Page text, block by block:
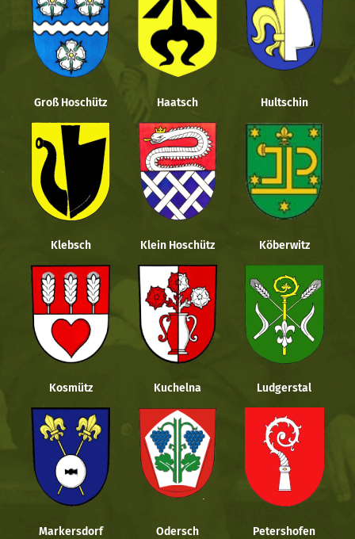
Groß Hoschütz Haatsch Hultschin
Klebsch Klein Hoschütz Köberwitz
Kosmütz Kuchelna Ludgerstal
Markersdorf Odersch Petershofen